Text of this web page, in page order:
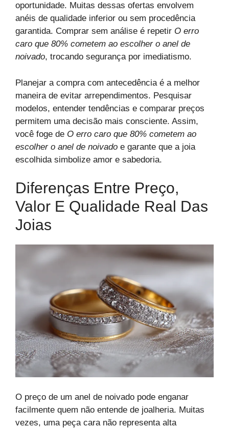
oportunidade. Muitas dessas ofertas envolvem
anéis de qualidade inferior ou sem procedência
garantida. Comprar sem análise é repetir O erro
caro que 80% cometem ao escolher o anel de
noivado, trocando segurança por imediatismo.
Planejar a compra com antecedência é a melhor
maneira de evitar arrependimentos. Pesquisar
modelos, entender tendências e comparar preços
permitem uma decisão mais consciente. Assim,
você foge de O erro caro que 80% cometem ao
escolher o anel de noivado e garante que a joia
escolhida simbolize amor e sabedoria.
Diferenças Entre Preço,
Valor E Qualidade Real Das
Joias
O preço de um anel de noivado pode enganar
facilmente quem não entende de joalheria. Muitas
vezes, uma peça cara não representa alta